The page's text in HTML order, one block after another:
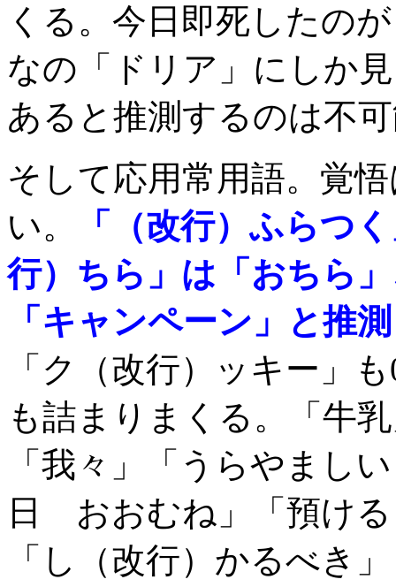
くる。今日即死したの
なの「ドリア」にしか
あると推測するのは不
そして応用常用語。覚
い。
「（改行）ふらつ
行）ちら」は「おちら
「キャンペーン」と推
「ク（改行）ッキー」
も詰まりまくる。「牛
「我々」「うらやまし
日 おおむね」「預け
「し（改行）かるべき